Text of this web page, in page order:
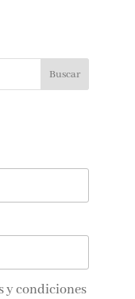
y condiciones